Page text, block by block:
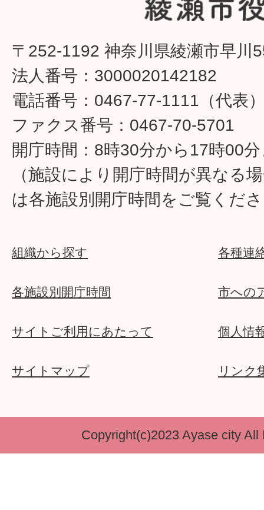
〒252-1192 神奈川県綾瀬市早川
法人番号：3000020142182
電話番号：0467-77-1111（代表
ファクス番号：0467-70-5701
開庁時間：8時30分から17時00
（施設により開庁時間が異なる
は各施設別開庁時間をご覧くだ
組織から探す 各種連
各施設別開庁時間 市への
サイトご利用にあたって 個人情
サイトマップ リンク
Copyright(c)2023 Ayase city